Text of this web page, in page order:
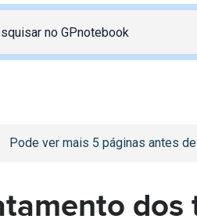
/sign-inpage
Pode ver mais 5 páginas antes
dos